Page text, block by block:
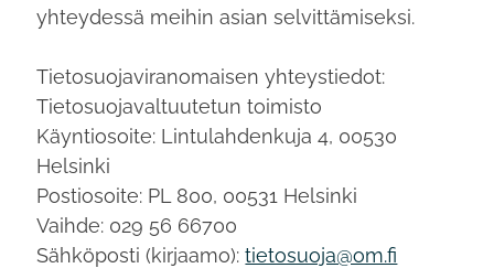
yhteydessä meihin asian selvittämiseksi.
Tietosuojaviranomaisen yhteystiedot:
Tietosuojavaltuutetun toimisto
Käyntiosoite: Lintulahdenkuja 4, 00530
Helsinki
Postiosoite: PL 800, 00531 Helsinki
Vaihde: 029 56 66700
Sähköposti (kirjaamo):tietosuoja@om.fi